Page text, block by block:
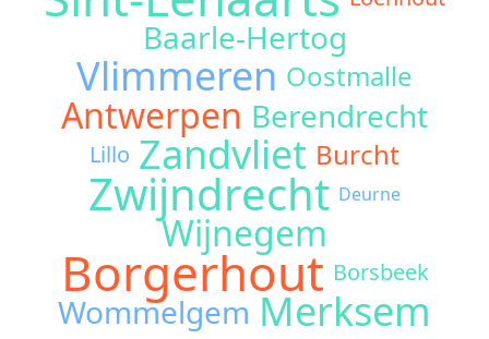
Baarle-Hertog
Vlimmeren Oostmalle
Antwerpen Berendrecht
Lillo Zandvliet Burcht
Zwijndrecht Deurne
Wijnegem
Borgerhout Borsbeek
Wommelgem Merksem